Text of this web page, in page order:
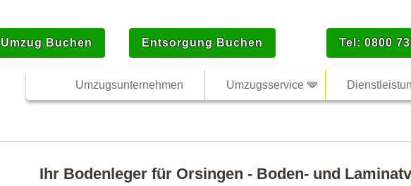
Umzug Buchen Entsorgung Buchen Tel: 0800
Umzugsunternehmen Umzugsservice
Ihr Bodenleger für Orsingen - Boden- und